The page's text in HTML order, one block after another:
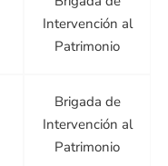
Intervención al
Patrimonio
Brigada de
Intervención al
Patrimonio